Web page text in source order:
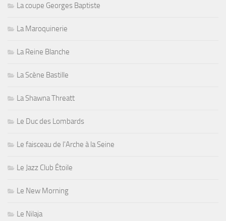
La coupe Georges Baptiste
La Maroquinerie
La Reine Blanche
La Scène Bastille
La Shawna Threatt
Le Duc des Lombards
Le faisceau de l'Arche à la Seine
Le Jazz Club Étoile
Le New Morning
Le Nilaja